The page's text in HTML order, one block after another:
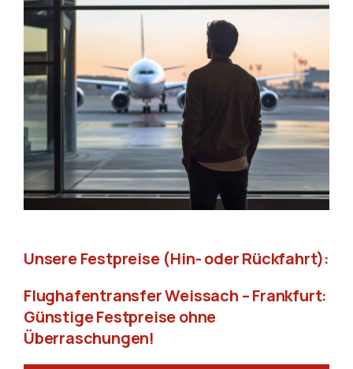
Unsere Festpreise (Hin- oder Rückfahrt):
Flughafentransfer Weissach – Frankfurt:
Günstige Festpreise ohne
Überraschungen!